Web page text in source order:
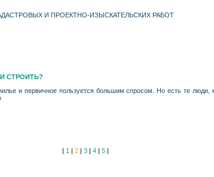
И ПРОЕКТНО-ИЗЫСКАТЕЛЬСКИХ РАБОТ
СТРОИТЬ?
и первичное пользуется большим спросом. Но есть те люди,
| 1 | 2| 3| 4| 5|